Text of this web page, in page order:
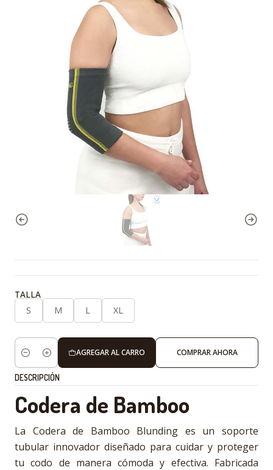
TALLA
S
M L XL
Cantidad
AGREGAR AL CARRO COMPRAR AHORA
DESCRIPCIÓN
Codera de Bamboo
La Codera de Bamboo Blunding es un soporte
tubular innovador diseñado para cuidar y proteger
tu codo de manera cómoda y efectiva. Fabricada